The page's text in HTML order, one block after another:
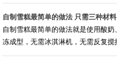
自制雪糕最简单的做法 只需三种材料
自制雪糕最简单的做法就是使用酸
冻成型，无需冰淇淋机，无需反复搅